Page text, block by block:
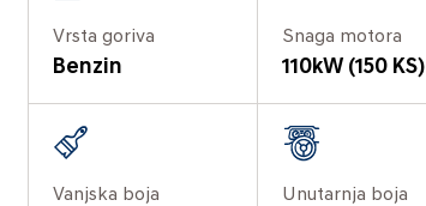
Vrsta goriva
Benzin
Snaga motora
110kW (150 KS)
Vanjska boja Unutarnja boja